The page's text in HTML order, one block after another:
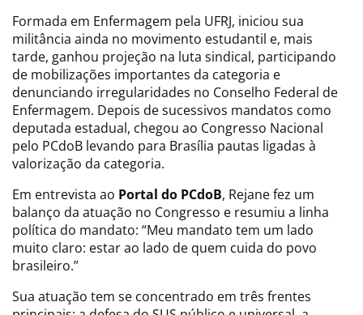
Formada em Enfermagem pela UFRJ, iniciou sua
militância ainda no movimento estudantil e, mais
tarde, ganhou projeção na luta sindical, participando
de mobilizações importantes da categoria e
denunciando irregularidades no Conselho Federal de
Enfermagem. Depois de sucessivos mandatos como
deputada estadual, chegou ao Congresso Nacional
pelo PCdoB levando para Brasília pautas ligadas à
valorização da categoria.
Em entrevista ao Portal do PCdoB, Rejane fez um
balanço da atuação no Congresso e resumiu a linha
política do mandato: “Meu mandato tem um lado
muito claro: estar ao lado de quem cuida do povo
brasileiro.”
Sua atuação tem se concentrado em três frentes